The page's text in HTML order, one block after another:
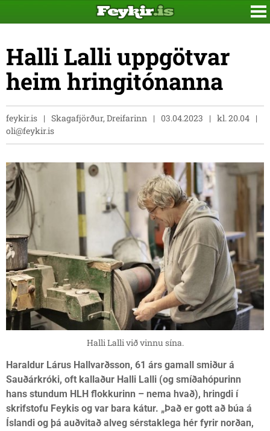
Halli Lalli uppgötvar
heim hringitónanna
feykir.is Skagafjörður, Dreifarinn 03.04.2023
kl. 20.04
oli@feykir.is
Halli Lalli við vinnu sína.
Haraldur Lárus Hallvarðsson, 61 árs gamall smiður á
Sauðárkróki, oft kallaður Halli Lalli (og smíðahópurinn
hans stundum HLH flokkurinn – nema hvað), hringdi í
skrifstofu Feykis og var bara kátur. „Það er gott að búa á
Íslandi og þá auðvitað alveg sérstaklega hér fyrir norðan,